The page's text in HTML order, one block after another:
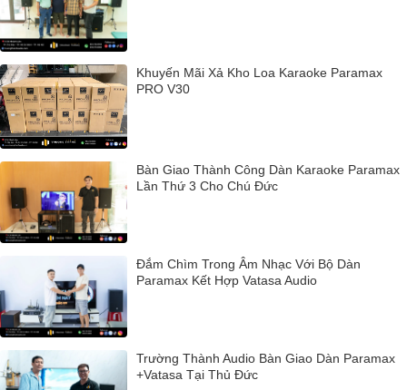
Khuyến Mãi Xả Kho Loa Karaoke Paramax
PRO V30
Bàn Giao Thành Công Dàn Karaoke Paramax
Lần Thứ 3 Cho Chú Đức
Đắm Chìm Trong Âm Nhạc Với Bộ Dàn
Paramax Kết Hợp Vatasa Audio
Trường Thành Audio Bàn Giao Dàn Paramax
+Vatasa Tại Thủ Đức